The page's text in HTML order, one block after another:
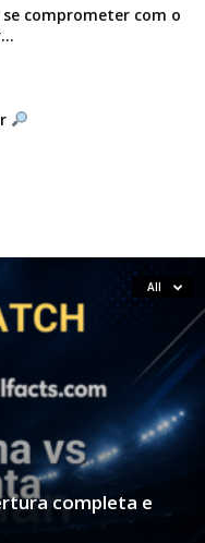
comprometer com o
All
completa e